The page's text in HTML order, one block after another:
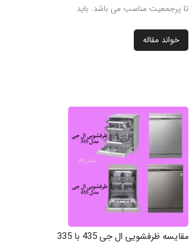
تا پرجمعیت مناسب می باشد. باید
خواند مقاله
مقایسه ظرفشویی ال جی 435 با 335